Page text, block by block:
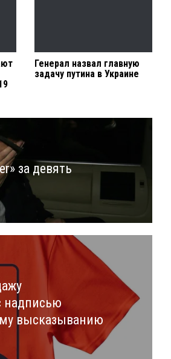
Генерал назвал главную
задачу путина в Украине
за девять
надписью
высказыванию